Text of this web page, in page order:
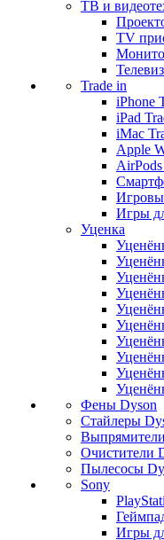
ТВ и
TV
Trade in
iPhone
iPad
iMac
Apple
Игры
Уценка
Фены Dyson
Стайлеры
Очистители
Пылесосы
Sony
Игры